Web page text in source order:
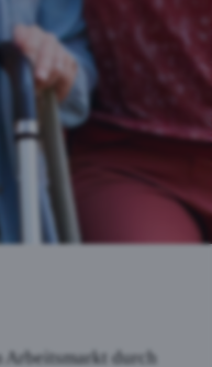
Arbeitsmarkt durch